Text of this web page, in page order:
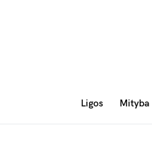
Ligos Mityba